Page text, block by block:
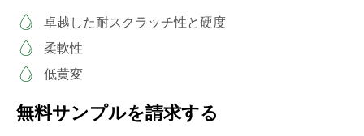
卓越した耐スクラッチ性と硬度
柔軟性
低黄変
無料サンプルを請求する